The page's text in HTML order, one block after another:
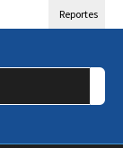
Reportes